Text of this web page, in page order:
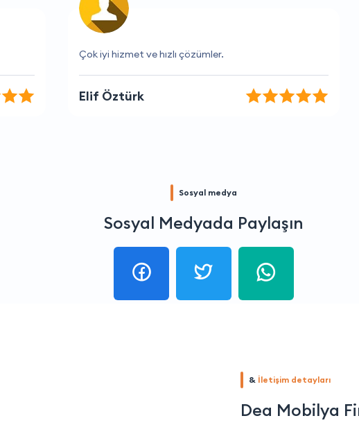
Çalışanlar çok ilgili ve yardımcı
Caner Mart
Sosyal medya
Sosyal Medyada Paylaşın
& İletişim detayları
Dea Mobilya